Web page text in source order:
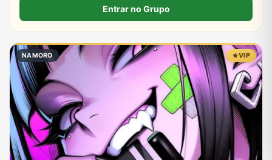
projetos de forma organizada. 📌 Todas as orientações são
enviadas pelos nossos canai..
Entrar no Grupo
NAMORO VIP